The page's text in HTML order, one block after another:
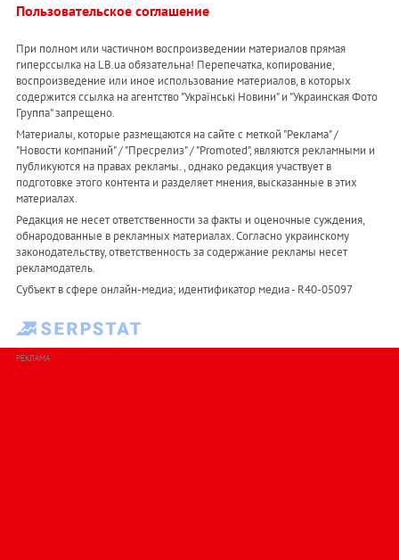
Пользовательское соглашение
При полном или частичном воспроизведении материалов прямая
гиперссылка на LB.ua обязательна! Перепечатка, копирование,
воспроизведение или иное использование материалов, в которых
содержится ссылка на агентство "Українськi Новини" и "Украинская Фото
Группа" запрещено.
Материалы, которые размещаются на сайте с меткой "Реклама" /
"Новости компаний" / "Пресрелиз" / "Promoted", являются рекламными и
публикуются на правах рекламы. , однако редакция участвует в
подготовке этого контента и разделяет мнения, высказанные в этих
материалах.
Редакция не несет ответственности за факты и оценочные суждения,
обнародованные в рекламных материалах. Согласно украинскому
законодательству, ответственность за содержание рекламы несет
рекламодатель.
Субъект в сфере онлайн-медиа; идентификатор медиа - R40-05097
РЕКЛАМА